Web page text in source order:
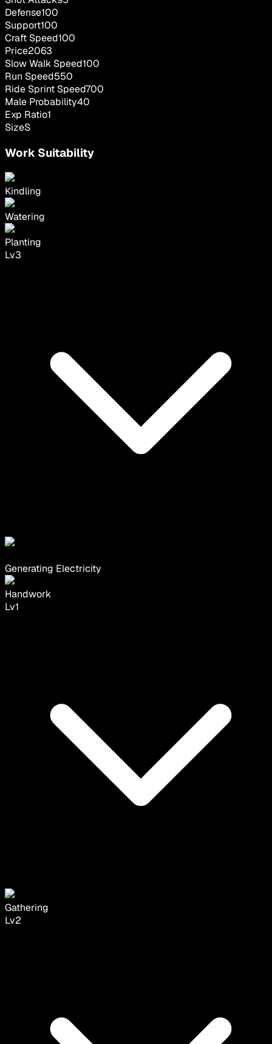
Defense100
Support100
Craft Speed100
Price2063
Slow Walk Speed100
Run Speed550
Ride Sprint Speed700
Male Probability40
Exp Ratio1
SizeS
Work Suitability
Kindling
Watering
Planting
Lv3
Generating Electricity
Handwork
Lv1
Gathering
Lv2